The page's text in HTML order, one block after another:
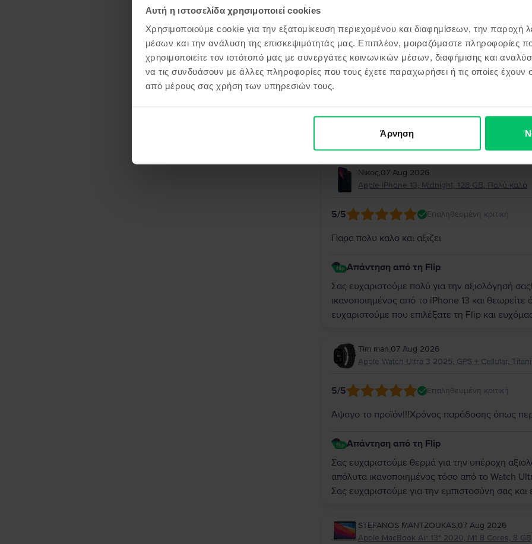
Αυτή η ιστοσελίδα χρησιμοποιεί cookies
Χρησιμοποιούμε cookie για την εξατομίκευση περιεχομένου και διαφημίσεων, την παροχή
μέσων και την ανάλυση της επισκεψιμότητάς μας. Επιπλέον, μοιραζόμαστε πληροφορίες
χρησιμοποιείτε τον ιστότοπό μας με συνεργάτες κοινωνικών μέσων, διαφήμισης και
να τις συνδυάσουν με άλλες πληροφορίες που τους έχετε παραχωρήσει ή τις οποίες έχουν
από μέρους σας χρήση των υπηρεσιών τους.
Άρνηση
Επαληθευμένη κριτική
Άψογα όλα!
Σας ευχαριστούμε θερμά για την αξιολόγησή
άψογα και ότι μείνατε ικανοποιημένος από
την εμπιστοσύνη σας και θα χαρούμε να σας
Νικος,07 Aug 2026
Apple iPhone 13, Midnight, 128 GB, Πολύ καλό
5/5 Επαληθευμένη κριτική
Παρα πολυ καλο και αξιζει
Απάντηση από τη Flip
Σας ευχαριστούμε πολύ για την αξιολόγησή
ικανοποιημένος από το iPhone 13 και θεωρείτε
ευχαριστούμε που επιλέξατε τη Flip και
Tim man,07 Aug 2026
Apple Watch Ultra 3 2025, GPS + Cellular,
5/5 Επαληθευμένη κριτική
Άψογο το προϊόν!!!Χρόνος παράδοσης όπως
Απάντηση από τη Flip
Σας ευχαριστούμε θερμά για την υπέροχη
απόλυτα ικανοποιημένος τόσο από το Watch
Σας ευχαριστούμε για την εμπιστοσύνη σας
STEFANOS MANTZOUKAS,07 Aug 2026
Apple MacBook Air 13″ 2020, M1 8 Cores, 8